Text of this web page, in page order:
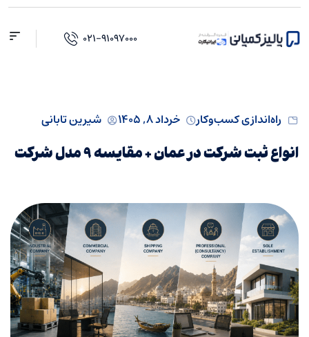
۰۲۱-۹۱۰۹۷۰۰۰
راه‌اندازی کسب‌و‌کار خرداد ۸, ۱۴۰۵ شیرین تابانی
انواع ثبت شرکت در عمان + مقایسه ۹ مدل شرکت